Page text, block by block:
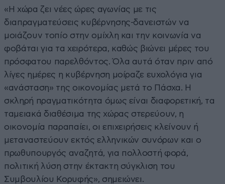
«Η χώρα ζει νέες ώρες αγωνίας με τις
διαπραγματεύσεις κυβέρνησης-δανειστών να
μοιάζουν τοπίο στην ομίχλη και την κοινωνία να
φοβάται για τα χειρότερα, καθώς βιώνει μέρες του
πρόσφατου παρελθόντος. Όλα αυτά όταν πριν από
λίγες ημέρες η κυβέρνηση μοίραζε ευχολόγια για
«ανάσταση» της οικονομίας μετά το Πάσχα. Η
σκληρή πραγματικότητα όμως είναι διαφορετική, τα
ταμειακά διαθέσιμα της χώρας στερεύουν, η
οικονομία παραπαίει, οι επιχειρήσεις κλείνουν ή
μεταναστεύουν εκτός ελληνικών συνόρων και ο
πρωθυπουργός αναζητά, για πολλοστή φορά,
πολιτική λύση στην έκτακτη σύγκλιση του
Συμβουλίου Κορυφής», σημειώνει.